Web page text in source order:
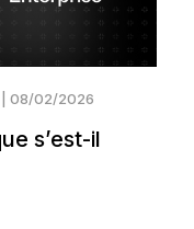
| 08/02/2026
s’est-il